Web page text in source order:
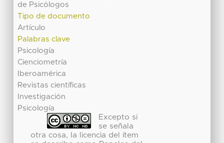
de Psicólogos
Tipo de documento
Artículo
Palabras clave
Psicología
Cienciometría
Iberoamérica
Revistas científicas
Investigación
Psicología
Excepto si
se señala
otra cosa, la licencia del ítem